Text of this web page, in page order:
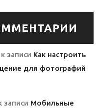
к записи Как настроить
для фотографий
записи Мобильные